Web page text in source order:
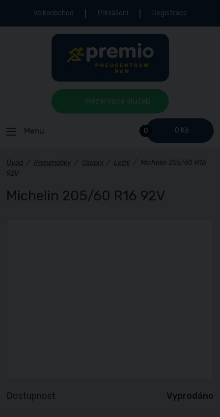
Velkoobchod Přihlášení Registrace
0 0 Kč
Menu
Rezervace služeb
Úvod / Pneumatiky / Osobní / Letní / Michelin 205/60 R16
92V
Michelin 205/60 R16 92V
Dostupnost Vyprodáno